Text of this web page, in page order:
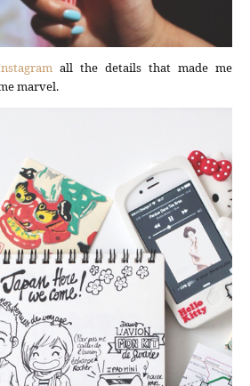
all the details that made me
marvel.